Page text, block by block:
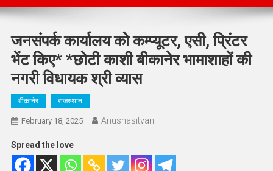
जनसंपर्क कार्यालय को कम्प्यूटर, एसी, प्रिंटर
भेंट किए* *छोटी काशी बीकानेर भामाशाहों की
नगरी विधायक श्री व्यास
बीकानेर राजस्थान
February 18, 2025 Anushasitvani
Spread the love